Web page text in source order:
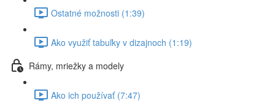
Ostatné možnosti (1:39)
Ako využiť tabuľky v dizajnoch (1:19)
Rámy, mriežky a modely
Ako ich používať (7:47)